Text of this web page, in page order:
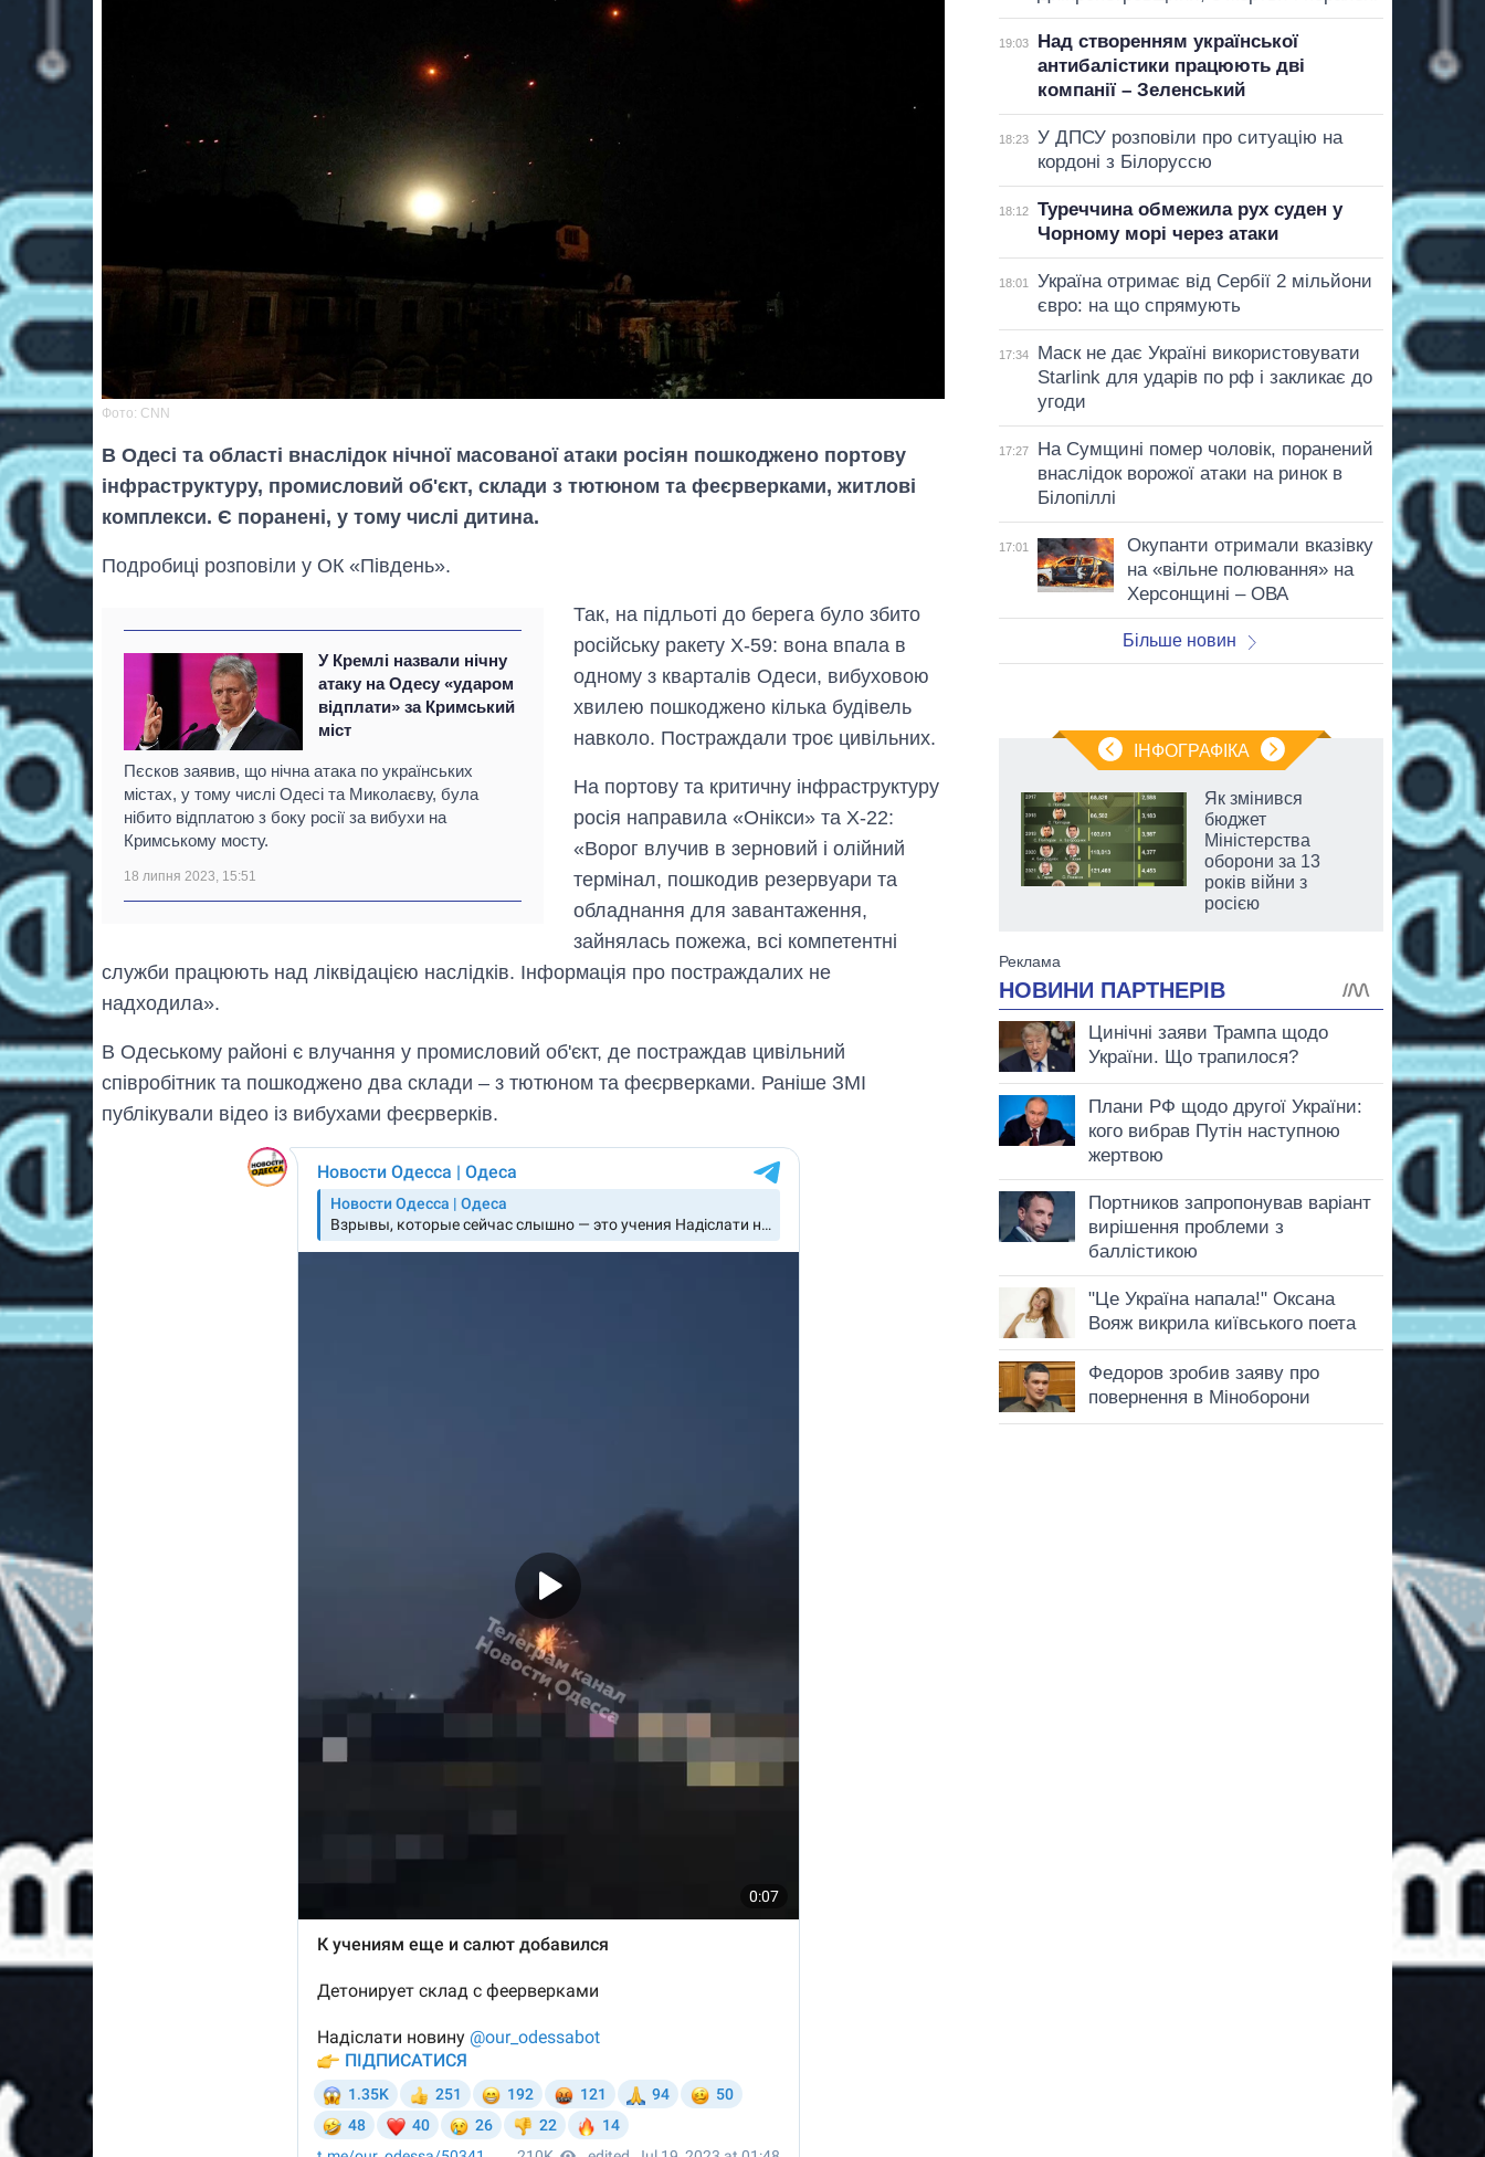
Фото: CNN
В Одесі та області внаслідок нічної масованої атаки росіян пошкоджено портову
інфраструктуру, промисловий об'єкт, склади з тютюном та феєрверками, житлові
комплекси. Є поранені, у тому числі дитина.
Подробиці розповіли у ОК «Південь».
У Кремлі назвали нічну
атаку на Одесу «ударом
відплати» за Кримський
міст
Пєсков заявив, що нічна атака по українських
містах, у тому числі Одесі та Миколаєву, була
нібито відплатою з боку росії за вибухи на
Кримському мосту.
18 липня 2023, 15:51
Так, на підльоті до берега було збито
російську ракету Х-59: вона впала в
одному з кварталів Одеси, вибуховою
хвилею пошкоджено кілька будівель
навколо. Постраждали троє цивільних.
На портову та критичну інфраструктуру
росія направила «Онікси» та Х-22:
«Ворог влучив в зерновий і олійний
термінал, пошкодив резервуари та
обладнання для завантаження,
зайнялась пожежа, всі компетентні
служби працюють над ліквідацією наслідків. Інформація про постраждалих не
надходила».
В Одеському районі є влучання у промисловий об'єкт, де постраждав цивільний
співробітник та пошкоджено два склади – з тютюном та феєрверками. Раніше ЗМІ
публікували відео із вибухами феєрверків.
19:03
Над створенням української
антибалістики працюють дві
компанії – Зеленський
18:23
У ДПСУ розповіли про ситуацію на
кордоні з Білоруссю
18:12
Туреччина обмежила рух суден у
Чорному морі через атаки
18:01
Україна отримає від Сербії 2 мільйони
євро: на що спрямують
17:34
Маск не дає Україні використовувати
Starlink для ударів по рф і закликає до
угоди
17:27
На Сумщині помер чоловік, поранений
внаслідок ворожої атаки на ринок в
Білопіллі
17:01
Окупанти отримали вказівку
на «вільне полювання» на
Херсонщині – ОВА
Більше новин
ІНФОГРАФІКА
Вісім масованих
ударів по Україні
за літо: Київ та
область стали
головною ціллю
рф
Як змінився
бюджет
Міністерства
оборони за 13
років війни з
росією